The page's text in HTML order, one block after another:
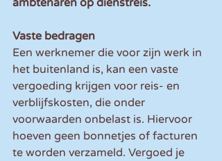
Vaste bedragen
Een werknemer die voor zijn werk in
het buitenland is, kan een vaste
vergoeding krijgen voor reis- en
verblijfskosten, die onder
voorwaarden onbelast is. Hiervoor
hoeven geen bonnetjes of facturen
te worden verzameld. Vergoed je